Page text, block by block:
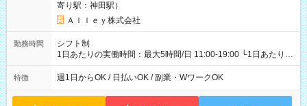
寄り駅：神田駅）
Ａｌｌｅｙ株式会社
勤務時間
シフト制
1日あたりの実働時間：最大5時間/日 11:00-19:00 └1日あたりの
実働時間：1-5時間 └上記の時間帯内であれば、いつでも勤務可
能！ └平日・土曜日の中で、お好きな曜日でご勤務いただけま
18:00 などのように、自由な働き方が可能なお仕事です！
特徴 週1日からOK / 日払いOK / 副業・WワークOK